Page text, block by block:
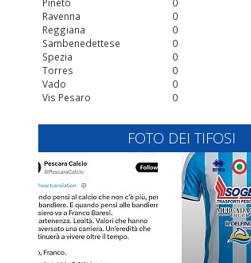
0
Ravenna
0
Reggiana
0
Sambenedettese
0
Spezia
0
Torres
0
Vado
0
Vis Pesaro
FOTO DEI TIFOSI